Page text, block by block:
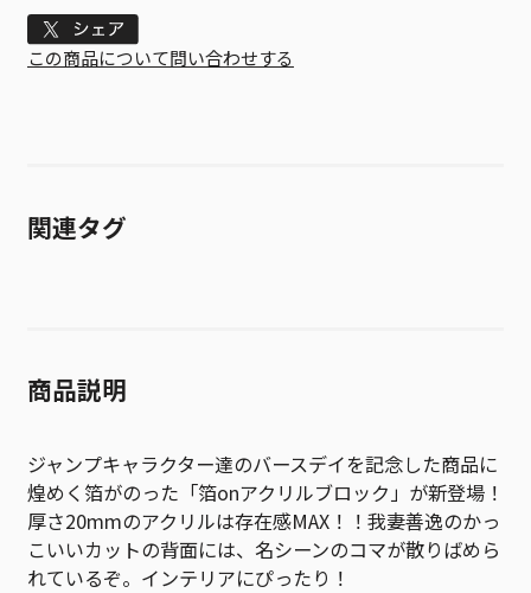
Tweet
この商品について問い合わせする
関連タグ
商品説明
ジャンプキャラクター達のバースデイを記念した商品に
煌めく箔がのった「箔onアクリルブロック」が新登場！
厚さ20mmのアクリルは存在感MAX！！我妻善逸のかっ
こいいカットの背面には、名シーンのコマが散りばめら
れているぞ。インテリアにぴったり！